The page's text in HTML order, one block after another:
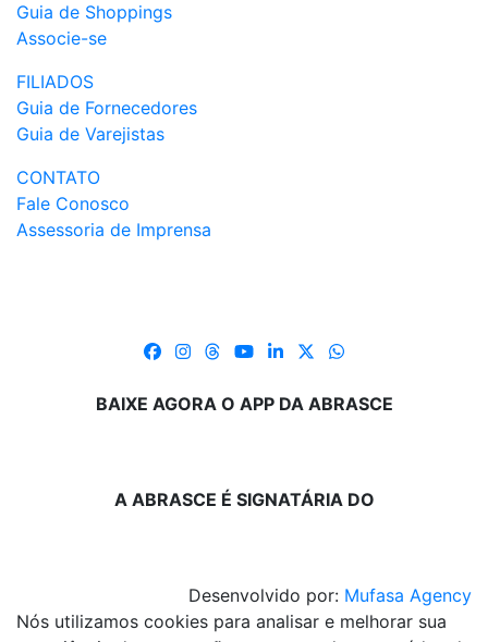
Guia de Shoppings
Associe-se
FILIADOS
Guia de Fornecedores
Guia de Varejistas
CONTATO
Fale Conosco
Assessoria de Imprensa
BAIXE AGORA O APP DA ABRASCE
A ABRASCE É SIGNATÁRIA DO
Desenvolvido por: Mufasa Agency
Nós utilizamos cookies para analisar e melhorar sua